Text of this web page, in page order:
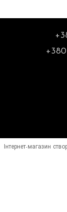
Інтернет-магазин